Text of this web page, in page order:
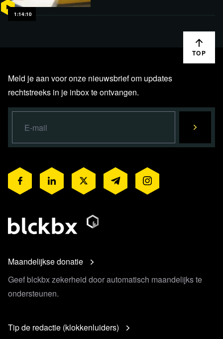
1:14:10
TOP
Meld je aan voor onze nieuwsbrief om updates
rechtstreeks in je inbox te ontvangen.
Maandelijkse donatie
Geef blckbx zekerheid door automatisch maandelijks te
ondersteunen.
Tip de redactie (klokkenluiders)